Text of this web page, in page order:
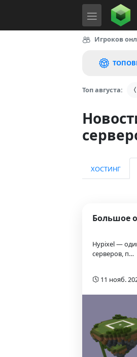
Игроков
Топ августа:
ХОСТИНГ
Hypixel —
серверов, п…
11 нояб.